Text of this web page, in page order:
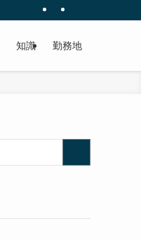
知識 勤務地